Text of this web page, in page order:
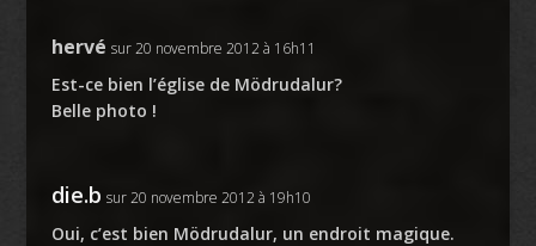
hervé sur 20 novembre 2012 à 16h11
Est-ce bien l’église de Mödrudalur?
Belle photo !
die.b sur 20 novembre 2012 à 19h10
Oui, c’est bien Mödrudalur, un endroit magique.